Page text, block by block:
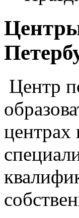
Центр
центрах